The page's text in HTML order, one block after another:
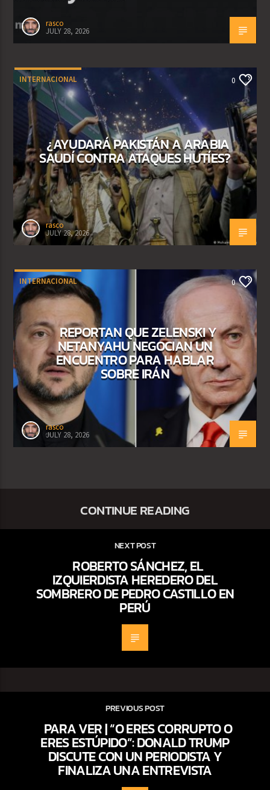
rasco
JULY 28, 2026
INTERNACIONAL 0
¿AYUDARÁ PAKISTÁN A ARABIA
SAUDÍ CONTRA ATAQUES HUTÍES?
rasco
JULY 28, 2026
INTERNACIONAL 0
REPORTAN QUE ZELENSKI Y
NETANYAHU NEGOCIAN UN
ENCUENTRO PARA HABLAR
SOBRE IRÁN
rasco
JULY 28, 2026
CONTINUE READING
NEXT POST
ROBERTO SÁNCHEZ, EL
IZQUIERDISTA HEREDERO DEL
SOMBRERO DE PEDRO CASTILLO EN
PERÚ
PREVIOUS POST
PARA VER | “O ERES CORRUPTO O
ERES ESTÚPIDO”: DONALD TRUMP
DISCUTE CON UN PERIODISTA Y
FINALIZA UNA ENTREVISTA